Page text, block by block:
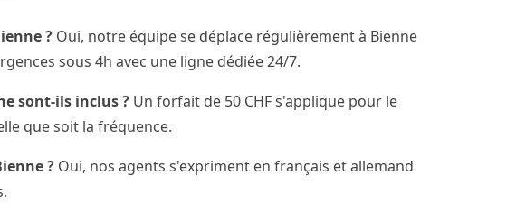
? Oui, notre équipe se déplace régulièrement à Bienne
sous 4h avec une ligne dédiée 24/7.
sont-ils inclus ? Un forfait de 50 CHF s'applique pour le
que soit la fréquence.
? Oui, nos agents s'expriment en français et allemand